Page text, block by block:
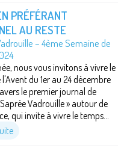
PRÉFÉRANT
AU RESTE
– 4ème Semaine de
nous vous invitons à vivre le
du 1er au 24 décembre
le premier journal de
Vadrouille » autour de
qui invite à vivre le temps...